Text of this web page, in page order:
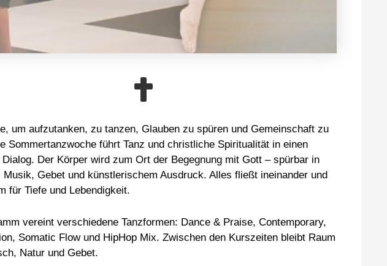
um aufzutanken, zu tanzen, Glauben zu spüren und Gemeinschaft zu
Sommertanzwoche führt Tanz und christliche Spiritualität in einen
Dialog. Der Körper wird zum Ort der Begegnung mit Gott – spürbar in
Musik, Gebet und künstlerischem Ausdruck. Alles fließt ineinander und
für Tiefe und Lebendigkeit.
vereint verschiedene Tanzformen: Dance & Praise, Contemporary,
Somatic Flow und HipHop Mix. Zwischen den Kurszeiten bleibt Raum
Natur und Gebet.